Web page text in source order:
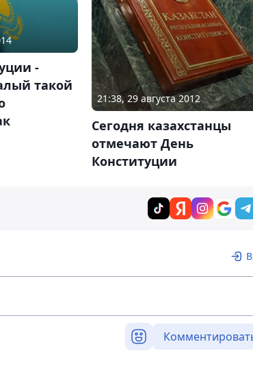
-
такой
21:38, 29 августа 2012
Сегодня казахстанцы
отмечают День
Конституции